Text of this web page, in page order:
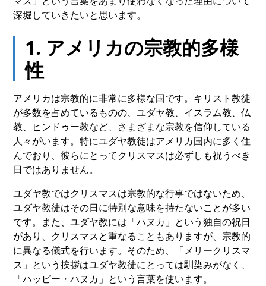
深堀していきたいと思います。
1. アメリカの宗教的多様
性
アメリカは宗教的に非常に多様な国です。キリスト教徒
が多数を占めているものの、ユダヤ教、イスラム教、仏
教、ヒンドゥー教など、さまざまな宗教を信仰している
人々がいます。特にユダヤ教徒はアメリカ国内に多く住
んでおり、彼らにとってクリスマスは必ずしも祝うべき
日ではありません。
ユダヤ教ではクリスマスは宗教的な行事ではないため、
ユダヤ教徒はその日に特別な意味を持たないことが多い
です。また、ユダヤ教には「ハヌカ」という独自の祝日
があり、クリスマスと重なることもありますが、宗教的
に異なる儀式を行います。そのため、「メリークリスマ
ス」という挨拶はユダヤ教徒にとっては馴染みがなく、
「ハッピー・ハヌカ」という言葉を使います。